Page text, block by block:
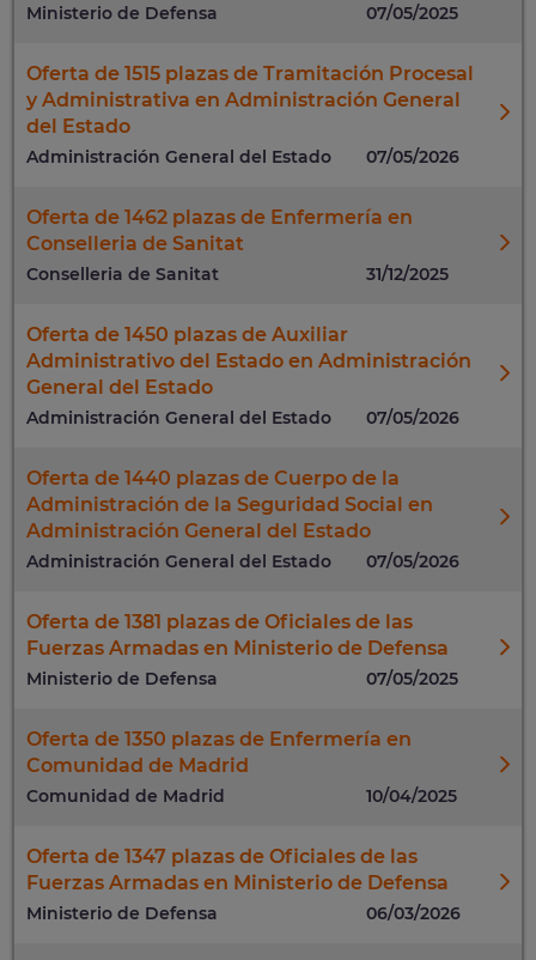
Ministerio de Defensa 07/05/2025
Oferta de 1515 plazas de Tramitación Procesal
y Administrativa en Administración General
del Estado
Administración General del Estado 07/05/2026
Oferta de 1462 plazas de Enfermería en
Conselleria de Sanitat
Conselleria de Sanitat 31/12/2025
Oferta de 1450 plazas de Auxiliar
Administrativo del Estado en Administración
General del Estado
Administración General del Estado 07/05/2026
Oferta de 1440 plazas de Cuerpo de la
Administración de la Seguridad Social en
Administración General del Estado
Administración General del Estado 07/05/2026
Oferta de 1381 plazas de Oficiales de las
Fuerzas Armadas en Ministerio de Defensa
Ministerio de Defensa 07/05/2025
Oferta de 1350 plazas de Enfermería en
Comunidad de Madrid
Comunidad de Madrid 10/04/2025
Oferta de 1347 plazas de Oficiales de las
Fuerzas Armadas en Ministerio de Defensa
Ministerio de Defensa 06/03/2026